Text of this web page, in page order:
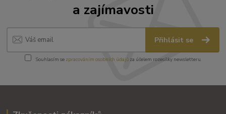
a zajímavosti
Přihlásit se
Souhlasím se zpracováním osobních údajůza účelem rozesílky newsletteru.